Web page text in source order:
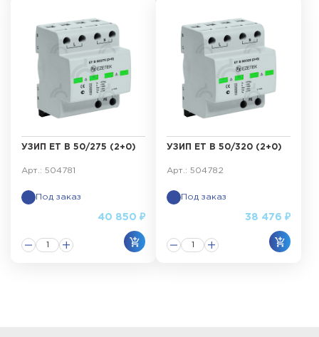
УЗИП ET B 50/275 (2+0)
Арт.: 504781
Под заказ
40 850 ₽
УЗИП ET B 50/320 (2+0)
Арт.: 504782
Под заказ
38 476 ₽